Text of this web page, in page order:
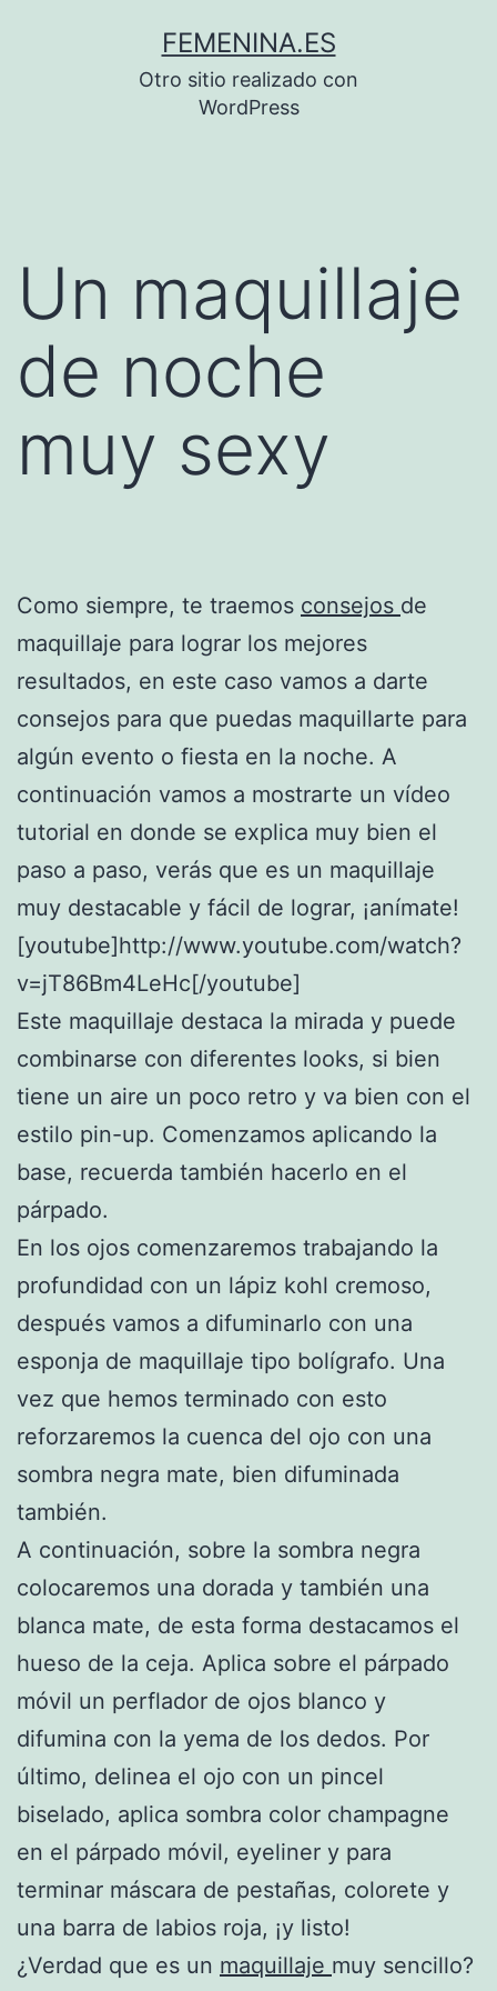
FEMENINA.ES
Otro sitio realizado con
WordPress
Un maquillaje
de noche
muy sexy
Como siempre, te traemos consejos de
maquillaje para lograr los mejores
resultados, en este caso vamos a darte
consejos para que puedas maquillarte para
algún evento o fiesta en la noche. A
continuación vamos a mostrarte un vídeo
tutorial en donde se explica muy bien el
paso a paso, verás que es un maquillaje
muy destacable y fácil de lograr, ¡anímate!
[youtube]http://www.youtube.com/watch?
v=jT86Bm4LeHc[/youtube]
Este maquillaje destaca la mirada y puede
combinarse con diferentes looks, si bien
tiene un aire un poco retro y va bien con el
estilo pin-up. Comenzamos aplicando la
base, recuerda también hacerlo en el
párpado.
En los ojos comenzaremos trabajando la
profundidad con un lápiz kohl cremoso,
después vamos a difuminarlo con una
esponja de maquillaje tipo bolígrafo. Una
vez que hemos terminado con esto
reforzaremos la cuenca del ojo con una
sombra negra mate, bien difuminada
también.
A continuación, sobre la sombra negra
colocaremos una dorada y también una
blanca mate, de esta forma destacamos el
hueso de la ceja. Aplica sobre el párpado
móvil un perflador de ojos blanco y
difumina con la yema de los dedos. Por
último, delinea el ojo con un pincel
biselado, aplica sombra color champagne
en el párpado móvil, eyeliner y para
terminar máscara de pestañas, colorete y
una barra de labios roja, ¡y listo!
¿Verdad que es un maquillaje muy sencillo?